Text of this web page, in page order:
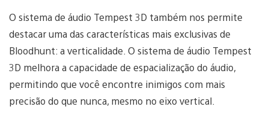
O sistema de áudio Tempest 3D também nos permite
destacar uma das características mais exclusivas de
Bloodhunt: a verticalidade. O sistema de áudio Tempest
3D melhora a capacidade de espacialização do áudio,
permitindo que você encontre inimigos com mais
precisão do que nunca, mesmo no eixo vertical.